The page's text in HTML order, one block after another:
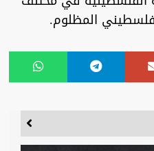
المظلوم.